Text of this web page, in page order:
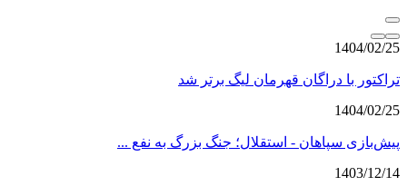
1404/02/25
تراکتور با دراگان قهرمان لیگ برتر شد
1404/02/25
پیش‌بازی سپاهان - استقلال؛ جنگ بزرگ به نفع ...
1403/12/14